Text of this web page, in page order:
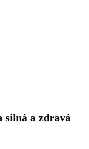
silná a zdravá